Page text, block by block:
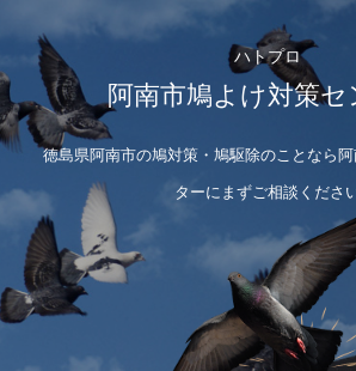
ハトプロ
阿南市鳩よけ対策セ
徳島県阿南市の鳩対策・鳩駆除のことなら
ターにまずご相談くださ